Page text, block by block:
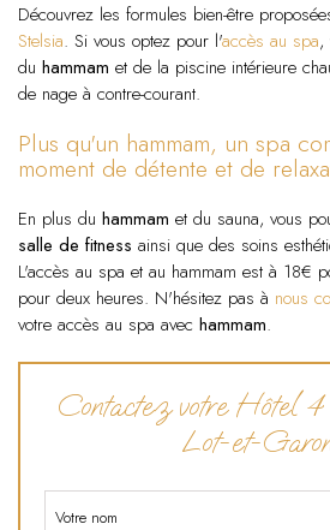
Découvrez les formules bien-être
Stelsia. Si vous optez pour l'accès au spa,
du hammam et de la piscine intérieure
de nage à contre-courant.
Plus qu'un hammam, un spa
moment de détente et de
En plus du hammam et du sauna, vous
salle de fitness ainsi que des soins
L'accès au spa et au hammam est à 18€
pour deux heures. N'hésitez pas à nous
votre accès au spa avec hammam.
Contactez votre Hôtel 4
Lot-et-